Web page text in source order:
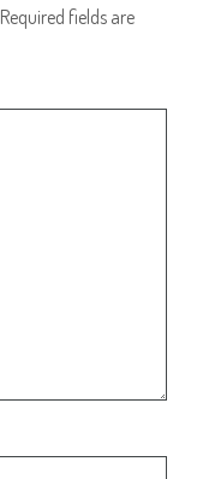
Required fields are